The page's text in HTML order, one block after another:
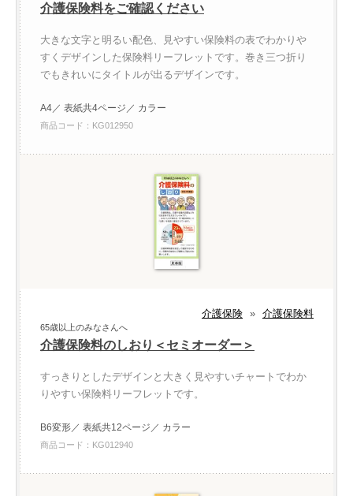
介護保険料をご確認ください
大きな文字と明るい配色、見やすい保険料の表でわかりや
すくデザインした保険料リーフレットです。巻き三つ折り
でもきれいにタイトルが出るデザインです。
A4／ 表紙共4ページ／ カラー
商品コード：KG012950
介護保険 » 介護保険料
65歳以上のみなさんへ
介護保険料のしおり＜セミオーダー＞
すっきりとしたデザインと大きく見やすいチャートでわか
りやすい保険料リーフレットです。
B6変形／ 表紙共12ページ／ カラー
商品コード：KG012940